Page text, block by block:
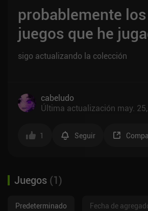
probablemente
juegos que he
sigo actualizando la colección
cabeludo
Última actualización may.
1 Seguir
Juegos (1)
Predeterminado Fecha de